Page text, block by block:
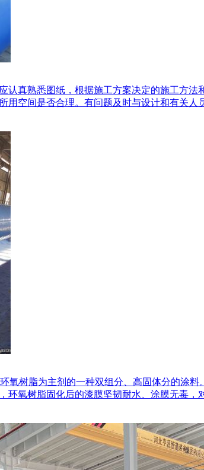
真熟悉图纸，根据施工方案决定的施工方
空间是否合理。有问题及时与设计和有关人
氧树脂为主剂的一种双组分、高固体分的涂
氧树脂固化后的漆膜坚韧耐水、涂膜无毒，